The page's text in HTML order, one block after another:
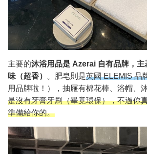
主要的沐浴用品是 Azerai 自有品牌，主
味（超香）
。肥皂則是英國 ELEMIS 品
用品牌啦！），抽屜有棉花棒、浴帽、
是沒有牙膏牙刷（畢竟環保），不過你
準備給你的。